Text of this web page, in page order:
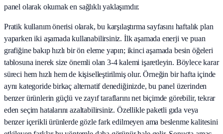
panel olarak okumak en sağlıklı yaklaşımdır.
Pratik kullanım önerisi olarak, bu karşılaştırma sayfasını haftalık plan
yaparken iki aşamada kullanabilirsiniz. İlk aşamada enerji ve puan
grafiğine bakıp hızlı bir ön eleme yapın; ikinci aşamada besin öğeleri
tablosuna inerek size önemli olan 3-4 kalemi işaretleyin. Böylece karar
süreci hem hızlı hem de kişiselleştirilmiş olur. Örneğin bir hafta içinde
aynı kategoride birkaç alternatif denediğinizde, bu panel üzerinden
benzer ürünlerin güçlü ve zayıf taraflarını net biçimde görebilir, tekrar
eden seçim hatalarını azaltabilirsiniz. Özellikle paketli gıda veya
benzer içerikli ürünlerde gözle fark edilmeyen ama beslenme kalitesini